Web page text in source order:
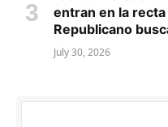
entran en la
Republicano
July 30, 2026